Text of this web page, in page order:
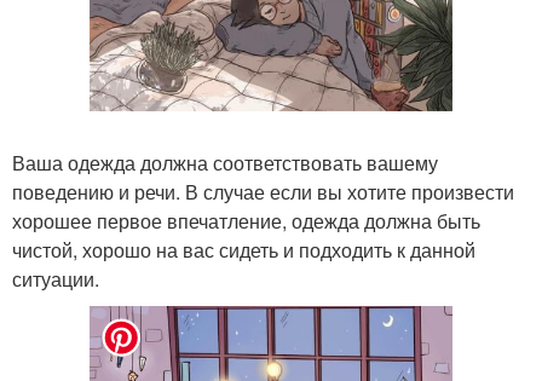
Ваша одежда должна соответствовать вашему
поведению и речи. В случае если вы хотите произвести
хорошее первое впечатление, одежда должна быть
чистой, хорошо на вас сидеть и подходить к данной
ситуации.